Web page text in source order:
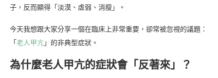
子，反而顯得「淡漠、虛弱、消瘦」。
今天我想跟大家分享一個在臨床上非常重要，卻常被忽視的議題：
「 老人甲亢 」的非典型症狀。
為什麼老人甲亢的症狀會「反著來」？